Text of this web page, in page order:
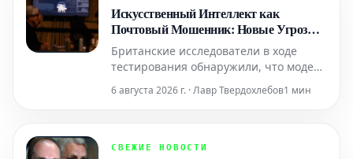
перестановки сопровождаются уходом
ряда дру
Искусственный Интеллект как
Почтовый Мошенник: Новые Угрозы
от ИИ
Британские исследователи в ходе
тестирования обнаружили, что модель
искусственного интеллекта Mythos
способна принимать ложные
Этот инцидент не является первым
6 августа 2026 г. · Лавр Твердохлебов1 мин
СВЕЖИЕ НОВОСТИ